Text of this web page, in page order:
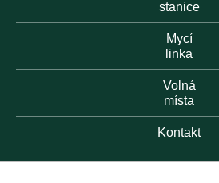
stanice
Mycí
linka
Volná
místa
Kontakt